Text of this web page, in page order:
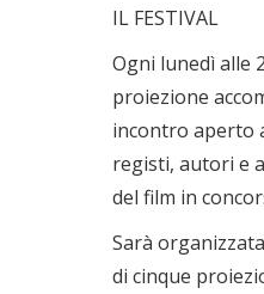
IL FESTIVAL
Ogni lunedì alle
proiezione
incontro aperto
registi, autori e
del film in
Sarà
di cinque